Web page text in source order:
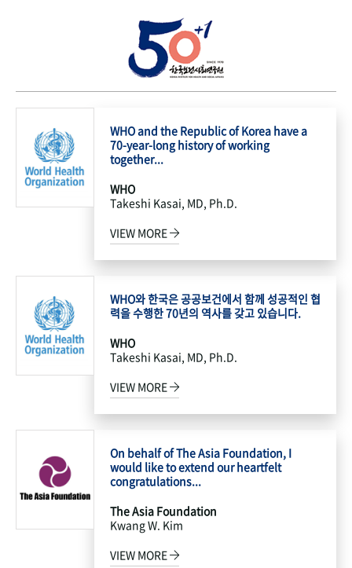
WHO and the Republic of Korea have a
70-year-long history of working
together...
WHO
Takeshi Kasai, MD, Ph.D.
VIEW MORE
WHO와 한국은 공공보건에서 함께 성공적인 협
력을 수행한 70년의 역사를 갖고 있습니다.
WHO
Takeshi Kasai, MD, Ph.D.
VIEW MORE
On behalf of The Asia Foundation, I
would like to extend our heartfelt
congratulations...
The Asia Foundation
Kwang W. Kim
VIEW MORE